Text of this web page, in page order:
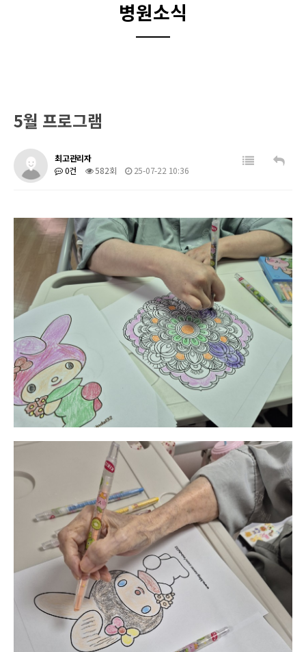
병원소식
5월 프로그램
최고관리자
0건
582회 25-07-22 10:36